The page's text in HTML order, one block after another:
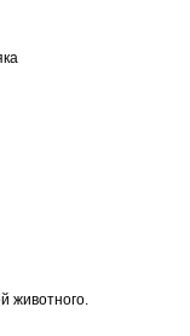
животного.